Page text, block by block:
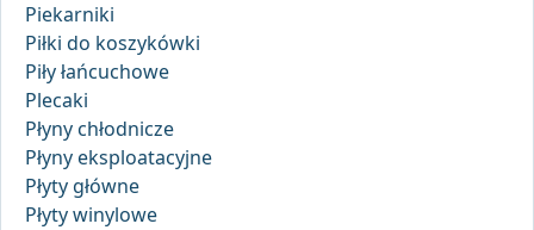
Piekarniki
Piłki do koszykówki
Piły łańcuchowe
Plecaki
Płyny chłodnicze
Płyny eksploatacyjne
Płyty główne
Płyty winylowe